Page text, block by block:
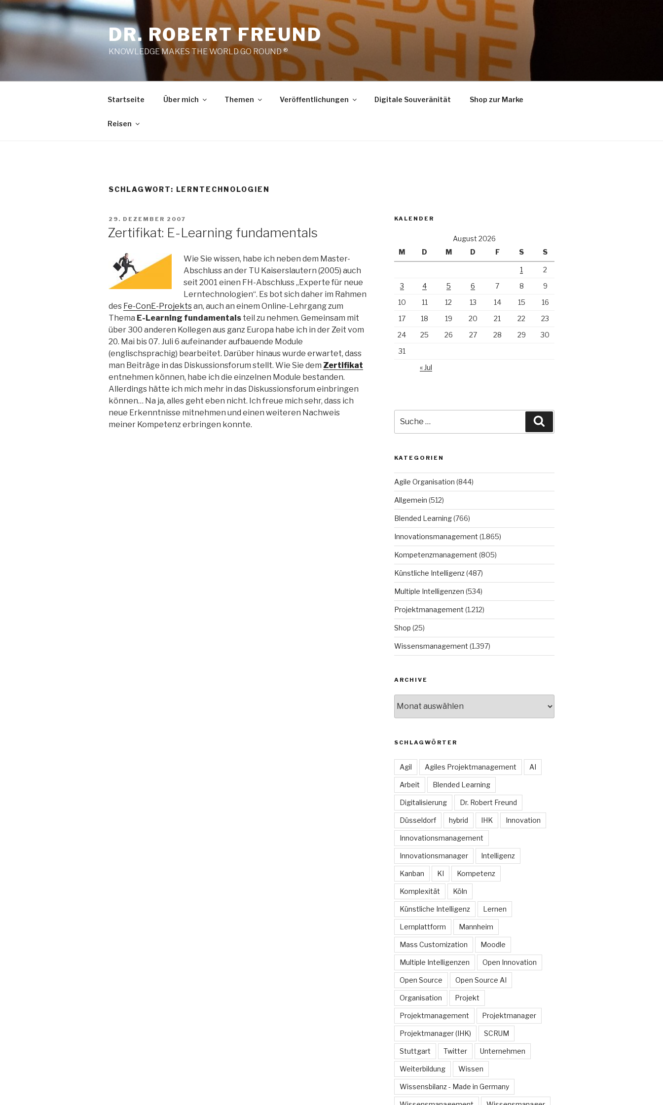
Zum
Inhalt
springen
DR. ROBERT FREUND
KNOWLEDGE MAKES THE WORLD GO ROUND ®
Startseite Über mich Themen Veröffentlichungen Digitale Souveränität Shop zur Marke
Reisen
SCHLAGWORT: LERNTECHNOLOGIEN
VERÖFFENTLICHT
29. DEZEMBER 2007
Zertifikat: E-Learning fundamentals
Wie Sie wissen, habe ich neben dem Master-
Abschluss an der TU Kaiserslautern (2005) auch
seit 2001 einen FH-Abschluss „Experte für neue
Lerntechnologien“. Es bot sich daher im Rahmen
des Fe-ConE-Projektsan, auch an einem Online-Lehrgang zum
Thema E-Learning fundamentals teil zu nehmen. Gemeinsam mit
über 300 anderen Kollegen aus ganz Europa habe ich in der Zeit vom
20. Mai bis 07. Juli 6 aufeinander aufbauende Module
(englischsprachig) bearbeitet. Darüber hinaus wurde erwartet, dass
man Beiträge in das Diskussionsforum stellt. Wie Sie dem Zertifikat
entnehmen können, habe ich die einzelnen Module bestanden.
Allerdings hätte ich mich mehr in das Diskussionsforum einbringen
können… Na ja, alles geht eben nicht. Ich freue mich sehr, dass ich
neue Erkenntnisse mitnehmen und einen weiteren Nachweis
meiner Kompetenz erbringen konnte.
KALENDER
August 2026
M
D M D F S S
1
2
3
4 5 6 7 8
9
10
11 12 13 14 15
16
17
18 19 20 21 22
23
24
25 26 27 28 29
30
31
« Jul
nach:
KATEGORIEN
Agile Organisation (844)
Allgemein (512)
Blended Learning(766)
Innovationsmanagement (1.865)
Kompetenzmanagement (805)
Künstliche Intelligenz(487)
Multiple Intelligenzen (534)
Projektmanagement (1.212)
Shop (25)
Wissensmanagement (1.397)
ARCHIVE
SCHLAGWÖRTER
Agil Agiles Projektmanagement AI
Arbeit Blended Learning
Digitalisierung Dr. Robert Freund
Düsseldorf hybrid IHK Innovation
Innovationsmanagement
Innovationsmanager Intelligenz
Kanban KI Kompetenz
Komplexität Köln
Künstliche Intelligenz Lernen
Lernplattform Mannheim
Mass Customization Moodle
Multiple Intelligenzen Open Innovation
Open Source Open Source AI
Organisation Projekt
Projektmanagement Projektmanager
Projektmanager (IHK) SCRUM
Stuttgart Twitter Unternehmen
Weiterbildung Wissen
Wissensbilanz - Made in Germany